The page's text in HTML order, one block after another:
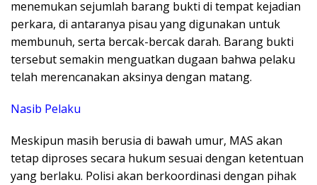
menemukan sejumlah barang bukti di tempat kejadian
perkara, di antaranya pisau yang digunakan untuk
membunuh, serta bercak-bercak darah. Barang bukti
tersebut semakin menguatkan dugaan bahwa pelaku
telah merencanakan aksinya dengan matang.
Nasib Pelaku
Meskipun masih berusia di bawah umur, MAS akan
tetap diproses secara hukum sesuai dengan ketentuan
yang berlaku. Polisi akan berkoordinasi dengan pihak